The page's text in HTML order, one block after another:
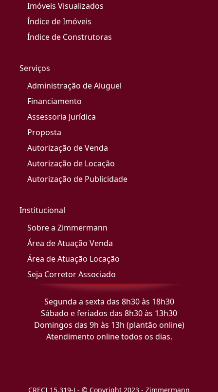
Imóveis Visualizados
Índice de Imóveis
Índice de Construtoras
Serviços
Administração de Aluguel
Financiamento
Assessoria Jurídica
Proposta
Autorização de Venda
Autorização de Locação
Autorização de Publicidade
Institucional
Sobre a Zimmermann
Área de Atuação Venda
Área de Atuação Locação
Seja Corretor Associado
Segunda a sexta das 8h30 às 18h30
Sábado e feriados das 8h30 às 13h30
Domingos das 9h às 13h (plantão online)
Atendimento online todos os dias.
CRECI 15.319-J - © Copyright 2023 - Zimmermann